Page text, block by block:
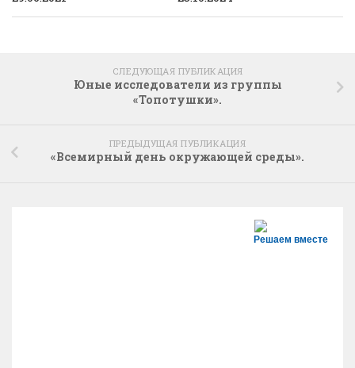
СЛЕДУЮЩАЯ ПУБЛИКАЦИЯ
Юные исследователи из группы
«Топотушки».
ПРЕДЫДУЩАЯ ПУБЛИКАЦИЯ
«Всемирный день окружающей среды».
Решаем вместе